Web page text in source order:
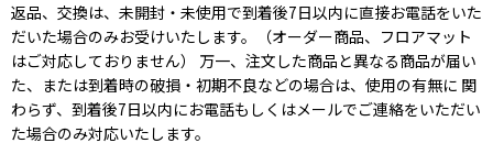
返品、交換は、未開封・未使用で到着後7日以内に直接お電話をいた
だいた場合のみお受けいたします。（オーダー商品、フロアマット
はご対応しておりません） 万一、注文した商品と異なる商品が届い
た、または到着時の破損・初期不良などの場合は、使用の有無に 関
わらず、到着後7日以内にお電話もしくはメールでご連絡をいただい
た場合のみ対応いたします。